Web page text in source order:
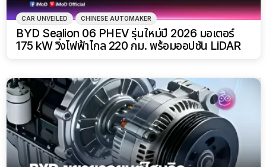
CAR UNVEILED CHINESE AUTOMAKER
BYD Sealion 06 PHEV รุ่นใหม่ปี 2026 มอเตอร์
175 kW วิ่งไฟฟ้าไกล 220 กม. พร้อมออปชัน LiDAR